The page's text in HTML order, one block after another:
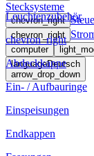
Stecksysteme
chevron_right
chevron_right
computer
languageDeutsch
arrow_drop_down
Leuchtenzubehör
chevron_right
Abdeckkappe
Ein- / Aufbauringe
Einspeisungen
Endkappen